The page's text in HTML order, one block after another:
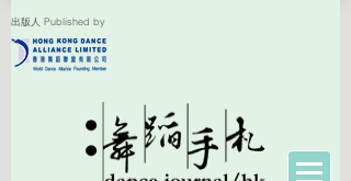
出版人 Published by